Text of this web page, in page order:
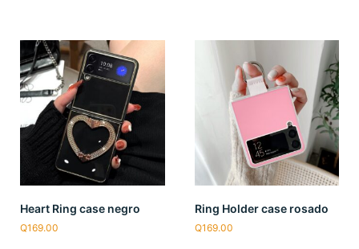
Heart Ring case negro
Q169.00
Ring Holder case rosado
Q169.00